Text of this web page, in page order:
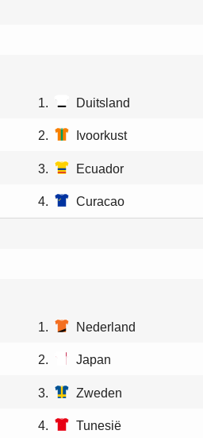
1. Duitsland
2. Ivoorkust
3. Ecuador
4. Curacao
1. Nederland
2. Japan
3. Zweden
4. Tunesië